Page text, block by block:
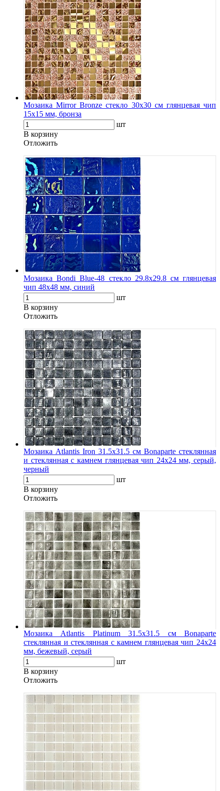
Мозаика Mirror Bronze стекло 30х30 см глянцевая чип
15х15 мм, бронза
шт
В корзину
Oтложить
Мозаика Bondi Blue-48 стекло 29.8х29.8 см глянцевая
чип 48х48 мм, синий
шт
В корзину
Oтложить
Мозаика Atlantis Iron 31.5х31.5 см Bonaparte стеклянная
и стеклянная с камнем глянцевая чип 24х24 мм, серый,
черный
шт
В корзину
Oтложить
Мозаика Atlantis Platinum 31.5х31.5 см Bonaparte
стеклянная и стеклянная с камнем глянцевая чип 24х24
мм, бежевый, серый
шт
В корзину
Oтложить